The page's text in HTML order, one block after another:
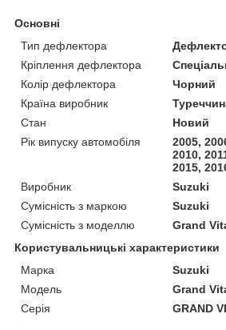
Основні
Тип дефлектора
Кріплення дефлектора
Колір дефлектора
Чорний
Країна виробник
Стан
Новий
Рік випуску автомобіля
2005,
2010,
2015,
Виробник
Suzuki
Сумісність з маркою
Suzuki
Сумісність з моделлю
Grand
Користувальницькі характеристики
Марка
Suzuki
Модель
Grand
Серія
GRAND